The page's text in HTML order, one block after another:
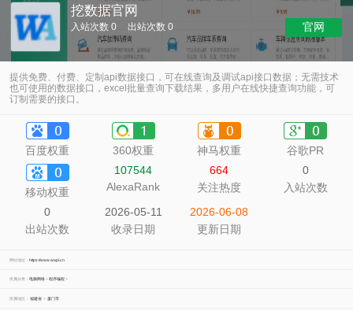
挖数据官网
入站次数 0 出站次数 0 官网
提供免费、付费、定制api数据接口，可在线查询及调试api接口数据；无需技术
也可使用的数据接口，excel批量查询下载结果，多用户在线快捷查询功能，可
订制需要的接口。
百度权重 360权重 神马权重 谷歌PR
移动权重
107544
AlexaRank
664
关注热度
0
入站次数
0
出站次数
2026-05-11
收录日期
2026-06-08
更新日期
网站地址： https://www.wapi.cn
所属分类： 电脑网络>程序编程>
所属地区： 福建省> 厦门市